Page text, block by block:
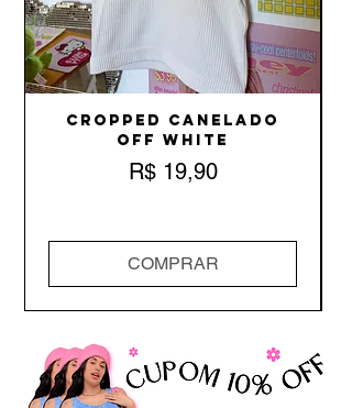
Cropped Canelado
Off White
Preço
R$ 19,90
COMPRAR